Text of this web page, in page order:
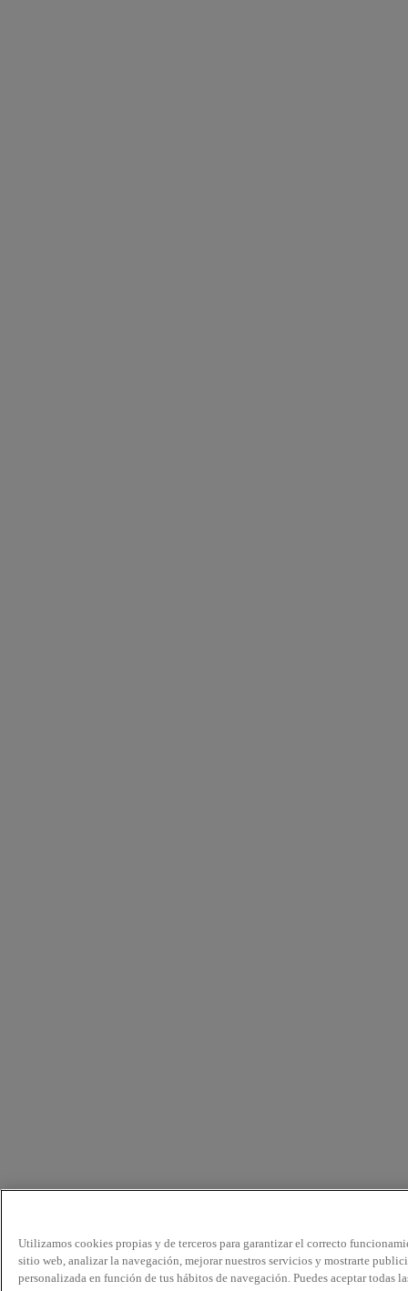
Utilizamos cookies propias y de terceros para garantizar el correcto
sitio web, analizar la navegación, mejorar nuestros servicios y mostrarte
personalizada en función de tus hábitos de navegación. Puedes aceptar todas